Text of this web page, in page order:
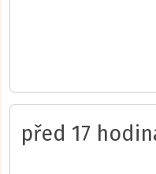
před 17